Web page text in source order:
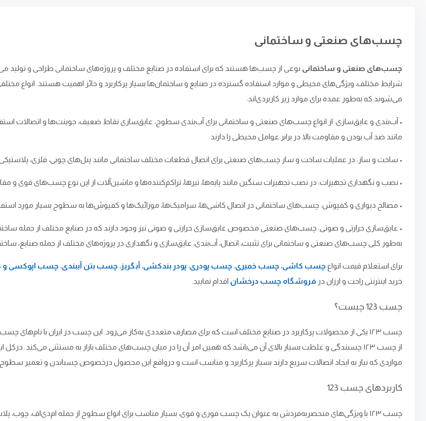
چسب‌های صنعتی و ساختمانی
چسب‌های صنعتی و ساختمانی نوعی از چسب‌ها هستند که برای استفاده در صنایع مختلف و پروژه‌های ساختمانی طراحی و
شرایط مختلف، ویژگی‌های محیطی و موارد استفاده گسترده در صنایع و ساختمان‌ها بسیار پرکاربرد و حائز اهمیت هستند. انواع
می‌شوند که به‌طور عمده برای موارد زیر کاربردی‌اند:
• آب‌بندی و عایق‌سازی: از انواع چسب‌های صنعتی و ساختمانی برای آب‌بندی سطوح، عایق‌سازی نقاط ضعیف، جوینت‌ها و اتصالات
مانند ضد آب بودن و مقاومت بالا در برابر عوامل محیطی را دارند.
• ساخت و ساز: در عملیات ساخت و ساز چسب‌های صنعتی برای اتصال قطعات مختلف ساختمانی مانند پنل‌های چوبی، فلزی، پلاستیکی
• نصب و نگهداری تجهیزات: در نصب تجهیزات سنگین مانند پایه‌ها، تیرها، تراکم‌کننده‌ها و ماشین‌آلات از این نوع چسب‌های قوی و
• مصالح دیواری و کفپوش: چسب‌های ساختمانی در اتصال کاشی‌ها، سرامیک‌ها، موزائیک‌ها و کفپوش‌ها به سطوح بسیار مورد
• عایق‌سازی حرارتی و صوتی: چسب‌های صنعتی مخصوص عایق‌سازی حرارتی و صوتی نیز وجود دارند که در صنایع مختلف از جمله
به‌طور کلی چسب‌های صنعتی و ساختمانی برای تثبیت، اتصال، آب‌بندی، عایق‌سازی و نگهداری در پروژه‌های مختلف از جمله صنایع،
برای استعلام قیمت انواع چسب کاشی، چسب خمیری، چسب پودری، پودر بندکشی، آبگریز، چسب بتن آببندی، چسب اپوکسی و
خرید اینترنتی راحت و ارزان در فروشگاه چسب درخشان اقدام نمایید.
چسب 123 چیست؟
چسب ۱۲۳ یکی از محصولات پرکاربرد در صنایع مختلف است که برای مصارف متعددی به‌کار می‌رود. این چسب در ایران با
از چسب ۱۲۳ چسبندگی و غلظت بسیار بالای آن می‌باشد که همین امر آن را در میان چسب‌های مختلف بازار به مستثنی
مواردی که نیاز به ایجاد اتصالات سریع دارند بسیار پرکاربرد و مناسب است و درواقع این محصول درخصوص چسباندن و تعمیر
کاربردهای چسب 123
چسب ۱۲۳ با ویژگی‌های منحصربه‌فردش به عنوان یک چسب فوری و قوی، بسیار مناسب برای انواع سطوح از جمله ام‌دی‌اف، چوب،